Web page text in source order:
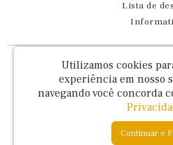
Lista de
Fernando Maluhy Cia Ltda -
Rua Dr Euclydes da Cunha, 47 - Brás -
Fernando
Utilizamos cookies
experiência em nosso
navegando você concorda
Continuar e